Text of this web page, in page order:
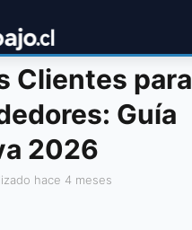
Clientes para
Guía
2026
hace 4 meses